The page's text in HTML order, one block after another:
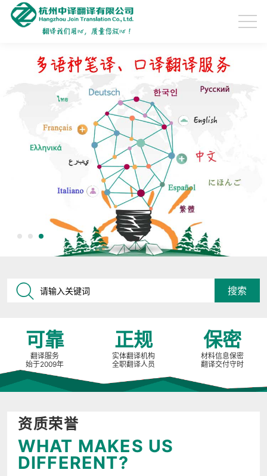
可靠
翻译服务
始于2009年
正规
实体翻译机构
全职翻译人员
保密
材料信息保密
翻译交付守时
资质荣誉
WHAT MAKES US
DIFFERENT?